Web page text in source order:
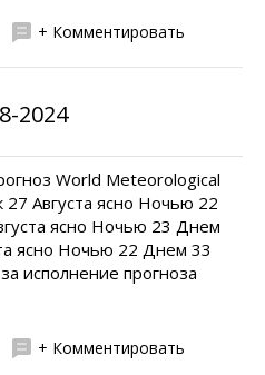
+ Комментировать
2024
World Meteorological
Августа ясно Ночью 22
ясно Ночью 23 Днем
ясно Ночью 22 Днем 33
исполнение прогноза
+ Комментировать